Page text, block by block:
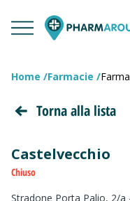
Home Farmacie
Torna alla lista
Castelvecchio
Chiuso
Stradone Porta Palio, 2/a